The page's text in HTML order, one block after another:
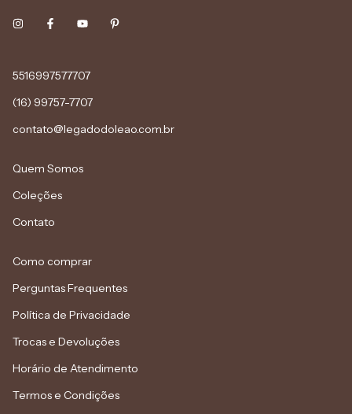
5516997577707
(16) 99757-7707
contato@legadodoleao.com.br
Quem Somos
Coleções
Contato
Como comprar
Perguntas Frequentes
Política de Privacidade
Trocas e Devoluções
Horário de Atendimento
Termos e Condições